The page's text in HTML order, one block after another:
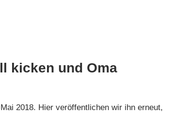
kicken und Oma
2018. Hier veröffentlichen wir ihn erneut,